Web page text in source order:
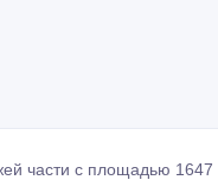
части с площадью 1647